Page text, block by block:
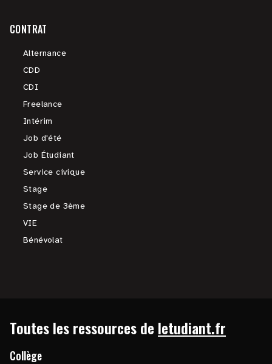
CONTRAT
Alternance
CDD
CDI
Freelance
Intérim
Job d'été
Job Étudiant
Service civique
Stage
Stage de 3ème
VIE
Bénévolat
Toutes les ressources de letudiant.fr
Collège